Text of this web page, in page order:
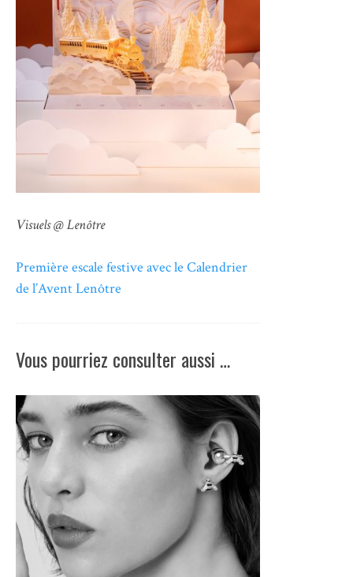
Visuels @ Lenôtre
Première escale festive avec le Calendrier
de l’Avent Lenôtre
Vous pourriez consulter aussi …